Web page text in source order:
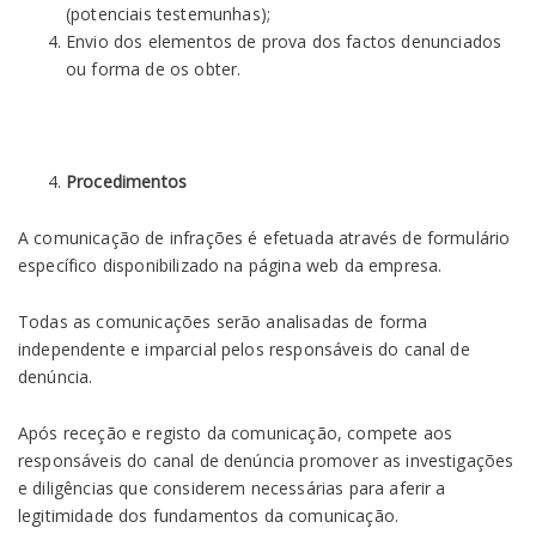
(potenciais testemunhas);
Envio dos elementos de prova dos factos denunciados
ou forma de os obter.
Procedimentos
A comunicação de infrações é efetuada através de formulário
específico disponibilizado na página web da empresa.
Todas as comunicações serão analisadas de forma
independente e imparcial pelos responsáveis do canal de
denúncia.
Após receção e registo da comunicação, compete aos
responsáveis do canal de denúncia promover as investigações
e diligências que considerem necessárias para aferir a
legitimidade dos fundamentos da comunicação.